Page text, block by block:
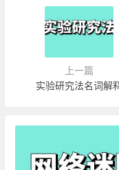
上一篇
实验研究法名词解